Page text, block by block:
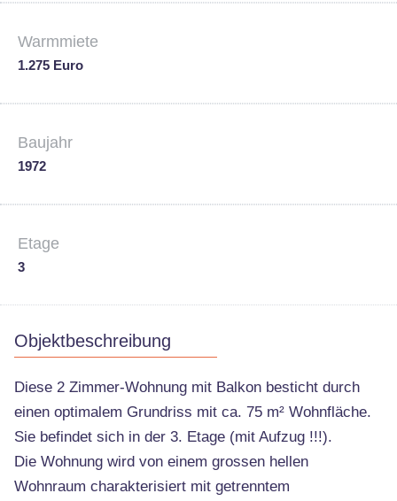
Warmmiete
1.275 Euro
Baujahr
1972
Etage
3
Objektbeschreibung
Diese 2 Zimmer-Wohnung mit Balkon besticht durch
einen optimalem Grundriss mit ca. 75 m² Wohnfläche.
Sie befindet sich in der 3. Etage (mit Aufzug !!!).
Die Wohnung wird von einem grossen hellen
Wohnraum charakterisiert mit getrenntem